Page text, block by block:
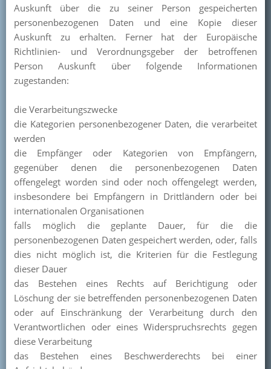
Auskunft über die zu seiner Person gespeicherten
personenbezogenen Daten und eine Kopie dieser
Auskunft zu erhalten. Ferner hat der Europäische
Richtlinien- und Verordnungsgeber der betroffenen
Person Auskunft über folgende Informationen
zugestanden:
die Verarbeitungszwecke
die Kategorien personenbezogener Daten, die verarbeitet
werden
die Empfänger oder Kategorien von Empfängern,
gegenüber denen die personenbezogenen Daten
offengelegt worden sind oder noch offengelegt werden,
insbesondere bei Empfängern in Drittländern oder bei
internationalen Organisationen
falls möglich die geplante Dauer, für die die
personenbezogenen Daten gespeichert werden, oder, falls
dies nicht möglich ist, die Kriterien für die Festlegung
dieser Dauer
das Bestehen eines Rechts auf Berichtigung oder
Löschung der sie betreffenden personenbezogenen Daten
oder auf Einschränkung der Verarbeitung durch den
Verantwortlichen oder eines Widerspruchsrechts gegen
diese Verarbeitung
das Bestehen eines Beschwerderechts bei einer